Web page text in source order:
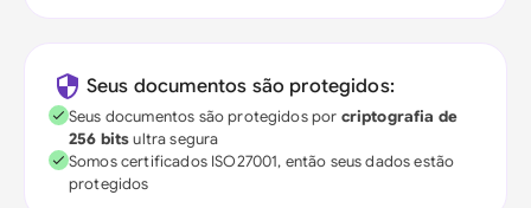
Seus documentos são protegidos:
Seus documentos são protegidos por criptografia de
256 bitsultra segura
Somos certificados ISO27001, então seus dados estão
protegidos